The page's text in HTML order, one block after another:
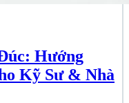
Hướng
Kỹ Sư & Nhà